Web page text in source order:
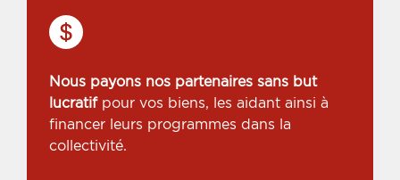
Nous payons nos partenaires sans but
lucratifpour vos biens, les aidant ainsi à
financer leurs programmes dans la
collectivité.